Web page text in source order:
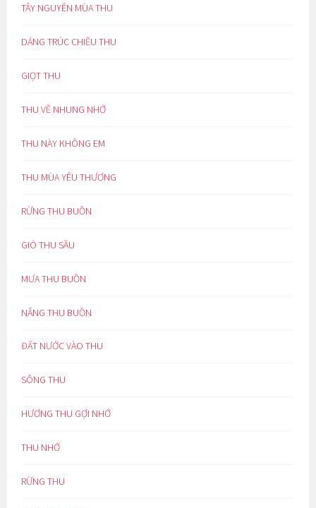
TÂY NGUYÊN MÙA THU
DÁNG TRÚC CHIỀU THU
GIỌT THU
THU VỀ NHUNG NHỚ
THU NÀY KHÔNG EM
THU MÙA YÊU THƯƠNG
RỪNG THU BUỒN
GIÓ THU SẦU
MƯA THU BUỒN
NẮNG THU BUỒN
ĐẤT NƯỚC VÀO THU
SÔNG THU
HƯƠNG THU GỢI NHỚ
THU NHỚ
RỪNG THU